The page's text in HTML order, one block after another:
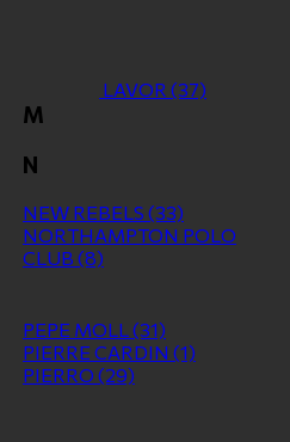
LAVOR (37)
M
N
NEW REBELS (33)
NORTHAMPTON POLO
CLUB (8)
PEPE MOLL(31)
PIERRE CARDIN (1)
PIERRO (29)